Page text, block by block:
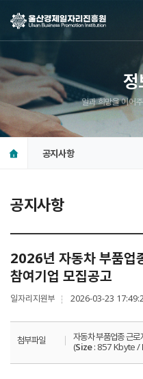
정
일과 희망을 이어
공지사항
공지사항
2026년 자동차 부품업
참여기업 모집공고
일자리지원부 2026-03-23
첨부파일
자동차 부품업종 근
(Size: 857 Kbyte /